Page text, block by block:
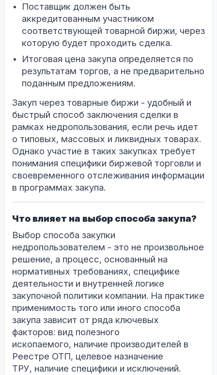
Поставщик должен быть
аккредитованным участником
соответствующей товарной биржи, через
которую будет проходить сделка.
Итоговая цена закупа определяется по
результатам торгов, а не предварительно
поданным предложениям.
Закуп через товарные биржи - удобный и
быстрый способ заключения сделки в
рамках недропользования, если речь идет
о типовых, массовых и ликвидных товарах.
Однако участие в таких закупках требует
понимания специфики биржевой торговли и
своевременного отслеживания информации
в программах закупа.
Что влияет на выбор способа закупа?
Выбор способа закупки
недропользователем - это не произвольное
решение, а процесс, основанный на
нормативных требованиях, специфике
деятельности и внутренней логике
закупочной политики компании. На практике
применимость того или иного способа
закупа зависит от ряда ключевых
факторов: вид полезного
ископаемого, наличие производителей в
Реестре ОТП, целевое назначение
ТРУ, наличие специфики и исключений.